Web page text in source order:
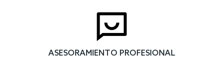
ASESORAMIENTO PROFESIONAL